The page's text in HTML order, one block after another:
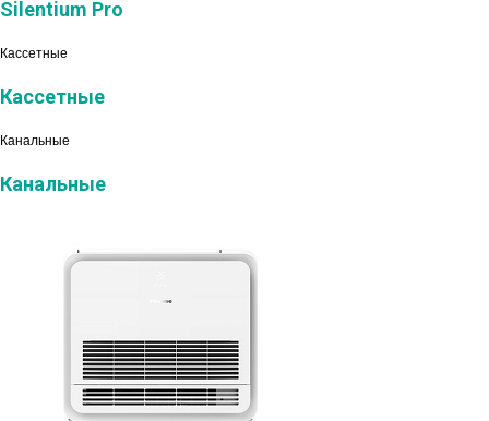
Silentium Pro
Кассетные
Кассетные
Канальные
Канальные